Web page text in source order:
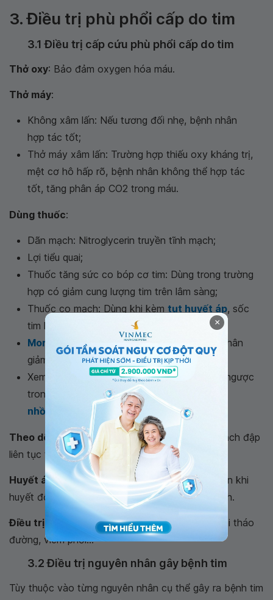
3. Điều trị phù phổi cấp do tim
3.1 Điều trị cấp cứu phù phổi cấp do tim
Thở oxy: Bảo đảm oxygen hóa máu.
Thở máy:
Không xâm lấn: Nếu tương đối nhẹ, bệnh nhân
hợp tác tốt;
Thở máy xâm lấn: Trường hợp thiếu oxy kháng trị,
mệt cơ hô hấp rõ, bệnh nhân không thể hợp tác
tốt, tăng phân áp CO2 trong máu.
Dùng thuốc:
Dãn mạch: Nitroglycerin truyền tĩnh mạch;
Lợi tiểu quai;
Thuốc tăng sức co bóp cơ tim: Dùng trong trường
hợp có giảm cung lượng tim trên lâm sàng;
Thuốc co mạch: Dùng khi kèm tụt huyết áp, sốc
tim kèm theo;
Morphin : Giúp giảm sung huyết phổi, bệnh nhân
giảm lo lắng;
Xem xét đặt bóng bơm động mạch chủ dội ngược
trong trường hợp có kèm sốc tim,
nhồi máu cơ tim cấp , phù phổi kháng trị...
Theo dõi :Điện tâm đồ
, độ bão hòa oxy qua mạch đập
liên tục trên monitor.
Huyết áp: Theo dõi huyết áp động mạch xâm lấn khi
huyết động không ổn định, dùng thuốc vận mạch.
Điều trị các bệnh phối hợp:Tăng huyết áp
, đái tháo
đường, viêm phổi...
3.2 Điều trị nguyên nhân gây bệnh tim
Tùy thuộc vào từng nguyên nhân cụ thể gây ra bệnh tim
×